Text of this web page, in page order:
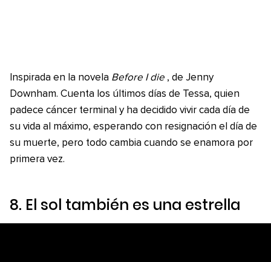
Inspirada en la novela Before I die , de Jenny
Downham. Cuenta los últimos días de Tessa, quien
padece cáncer terminal y ha decidido vivir cada día de
su vida al máximo, esperando con resignación el día de
su muerte, pero todo cambia cuando se enamora por
primera vez.
8. El sol también es una estrella